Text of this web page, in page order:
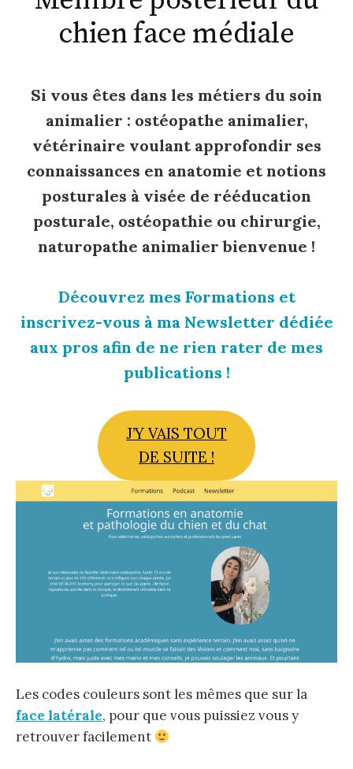
chien face médiale
Si vous êtes dans les métiers du soin
animalier : ostéopathe animalier,
vétérinaire voulant approfondir ses
connaissances en anatomie et notions
posturales à visée de rééducation
posturale, ostéopathie ou chirurgie,
naturopathe animalier bienvenue !
Découvrez mes Formations et
inscrivez-vous à ma Newsletter dédiée
aux pros afin de ne rien rater de mes
publications !
J’Y VAIS TOUT
DE SUITE !
Les codes couleurs sont les mêmes que sur la
face latérale, pour que vous puissiez vous y
retrouver facilement